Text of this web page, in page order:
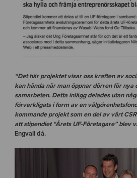
“Det här projektet visar oss kraften av
kan hända när man öppnar dörren för nya
samarbeten. Detta inlägg delades utan
förverkligats i form av en
kommande projekt som en del av vårt
att stipendiet “Årets UF-Företagare” blev
Engvall då.